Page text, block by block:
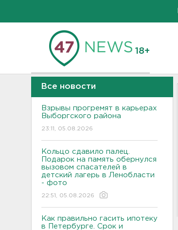
18+
Все новости
Взрывы прогремят в карьерах
Выборгского района
23:11, 05.08.2026
Кольцо сдавило палец.
Подарок на память обернулся
вызовом спасателей в
детский лагерь в Ленобласти
- фото
22:51, 05.08.2026
Как правильно гасить ипотеку
в Петербурге. Срок и